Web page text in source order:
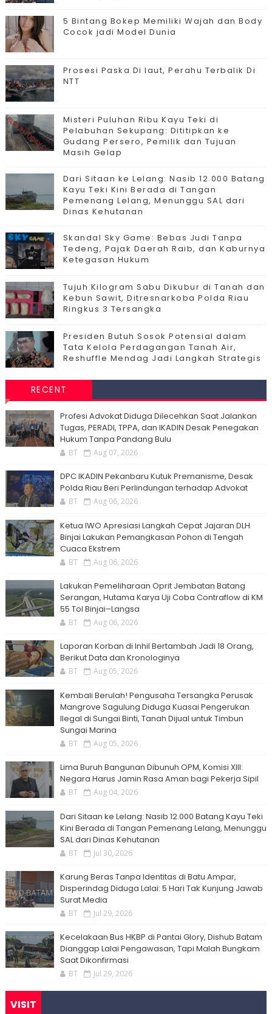
5 Bintang Bokep Memiliki Wajah dan Body
Cocok jadi Model Dunia
Prosesi Paska Di laut, Perahu Terbalik Di
NTT
Misteri Puluhan Ribu Kayu Teki di
Pelabuhan Sekupang: Dititipkan ke
Gudang Persero, Pemilik dan Tujuan
Masih Gelap
Dari Sitaan ke Lelang: Nasib 12.000 Batang
Kayu Teki Kini Berada di Tangan
Pemenang Lelang, Menunggu SAL dari
Dinas Kehutanan
Skandal Sky Game: Bebas Judi Tanpa
Tedeng, Pajak Daerah Raib, dan Kaburnya
Ketegasan Hukum
Tujuh Kilogram Sabu Dikubur di Tanah dan
Kebun Sawit, Ditresnarkoba Polda Riau
Ringkus 3 Tersangka
Presiden Butuh Sosok Potensial dalam
Tata Kelola Perdagangan Tanah Air,
Reshuffle Mendag Jadi Langkah Strategis
RECENT
Profesi Advokat Diduga Dilecehkan Saat Jalankan
Tugas, PERADI, TPPA, dan IKADIN Desak Penegakan
Hukum Tanpa Pandang Bulu
BT Aug 07, 2026
DPC IKADIN Pekanbaru Kutuk Premanisme, Desak
Polda Riau Beri Perlindungan terhadap Advokat
BT Aug 06, 2026
Ketua IWO Apresiasi Langkah Cepat Jajaran DLH
Binjai Lakukan Pemangkasan Pohon di Tengah
Cuaca Ekstrem
BT Aug 06, 2026
Lakukan Pemeliharaan Oprit Jembatan Batang
Serangan, Hutama Karya Uji Coba Contraflow di KM
55 Tol Binjai–Langsa
BT Aug 06, 2026
Laporan Korban di Inhil Bertambah Jadi 18 Orang,
Berikut Data dan Kronologinya
BT Aug 05, 2026
Kembali Berulah! Pengusaha Tersangka Perusak
Mangrove Sagulung Diduga Kuasai Pengerukan
Ilegal di Sungai Binti, Tanah Dijual untuk Timbun
Sungai Marina
BT Aug 05, 2026
Lima Buruh Bangunan Dibunuh OPM, Komisi XIII:
Negara Harus Jamin Rasa Aman bagi Pekerja Sipil
BT Aug 04, 2026
Dari Sitaan ke Lelang: Nasib 12.000 Batang Kayu Teki
Kini Berada di Tangan Pemenang Lelang, Menunggu
SAL dari Dinas Kehutanan
BT Jul 30, 2026
Karung Beras Tanpa Identitas di Batu Ampar,
Disperindag Diduga Lalai: 5 Hari Tak Kunjung Jawab
Surat Media
BT Jul 29, 2026
Kecelakaan Bus HKBP di Pantai Glory, Dishub Batam
Dianggap Lalai Pengawasan, Tapi Malah Bungkam
Saat Dikonfirmasi
BT Jul 29, 2026
VISIT